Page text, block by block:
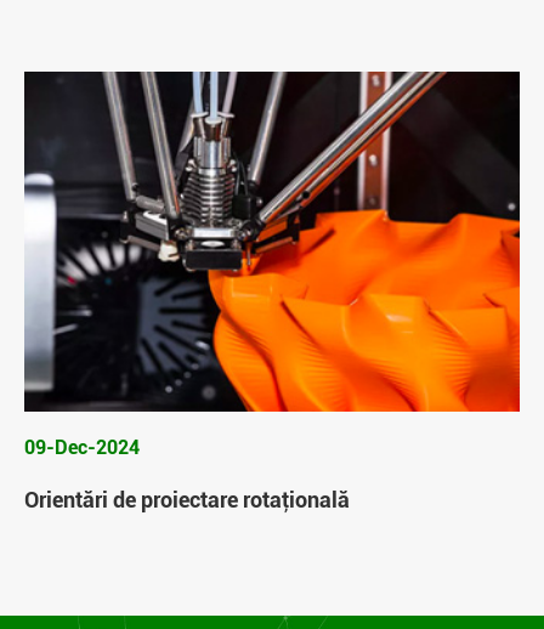
09-Dec-2024
Orientări de proiectare rotaţională